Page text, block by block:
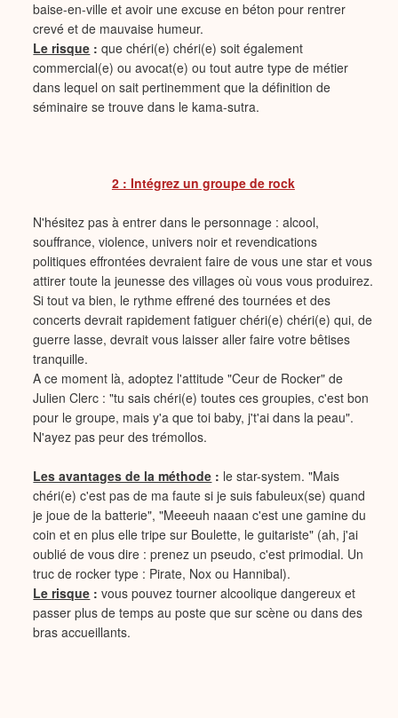
baise-en-ville et avoir une excuse en béton pour rentrer
crevé et de mauvaise humeur.
Le risque :que chéri(e) chéri(e) soit également
commercial(e) ou avocat(e) ou tout autre type de métier
dans lequel on sait pertinemment que la définition de
séminaire se trouve dans le kama-sutra.
2 : Intégrez un groupe de rock
N'hésitez pas à entrer dans le personnage : alcool,
souffrance, violence, univers noir et revendications
politiques effrontées devraient faire de vous une star et vous
attirer toute la jeunesse des villages où vous vous produirez.
Si tout va bien, le rythme effrené des tournées et des
concerts devrait rapidement fatiguer chéri(e) chéri(e) qui, de
guerre lasse, devrait vous laisser aller faire votre bêtises
tranquille.
A ce moment là, adoptez l'attitude "Ceur de Rocker" de
Julien Clerc : "tu sais chéri(e) toutes ces groupies, c'est bon
pour le groupe, mais y'a que toi baby, j't'ai dans la peau".
N'ayez pas peur des trémollos.
Les avantages de la méthode : le star-system. "Mais
chéri(e) c'est pas de ma faute si je suis fabuleux(se) quand
je joue de la batterie", "Meeeuh naaan c'est une gamine du
coin et en plus elle tripe sur Boulette, le guitariste" (ah, j'ai
oublié de vous dire : prenez un pseudo, c'est primodial. Un
truc de rocker type : Pirate, Nox ou Hannibal).
Le risque :vous pouvez tourner alcoolique dangereux et
passer plus de temps au poste que sur scène ou dans des
bras accueillants.